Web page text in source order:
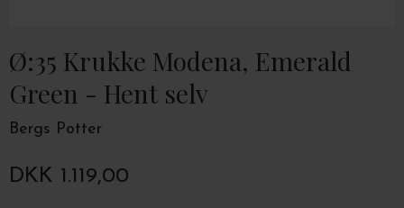
Ø:35 Krukke Modena, Emerald
Green - Hent selv
Bergs Potter
DKK 1.119,00